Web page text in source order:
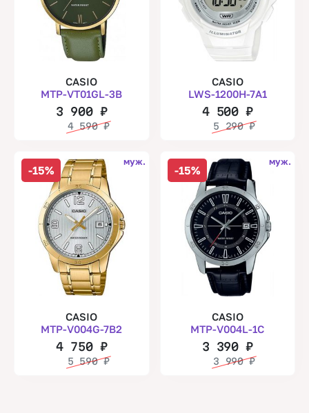
CASIO
MTP-VT01GL-3B
3 900 ₽
4 590₽
CASIO
LWS-1200H-7A1
4 500₽
5 290₽
-15%
муж.
CASIO
MTP-V004G-7B2
4 750 ₽
5 590₽
-15%
муж.
CASIO
MTP-V004L-1C
3 390₽
3 990₽